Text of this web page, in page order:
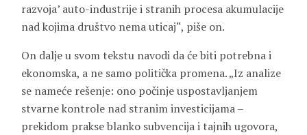
razvoja’ auto-industrije i stranih procesa akumulacije
nad kojima društvo nema uticaj“, piše on.
On dalje u svom tekstu navodi da će biti potrebna i
ekonomska, a ne samo politička promena. „Iz analize
se nameće rešenje: ono počinje uspostavljanjem
stvarne kontrole nad stranim investicijama –
prekidom prakse blanko subvencija i tajnih ugovora,